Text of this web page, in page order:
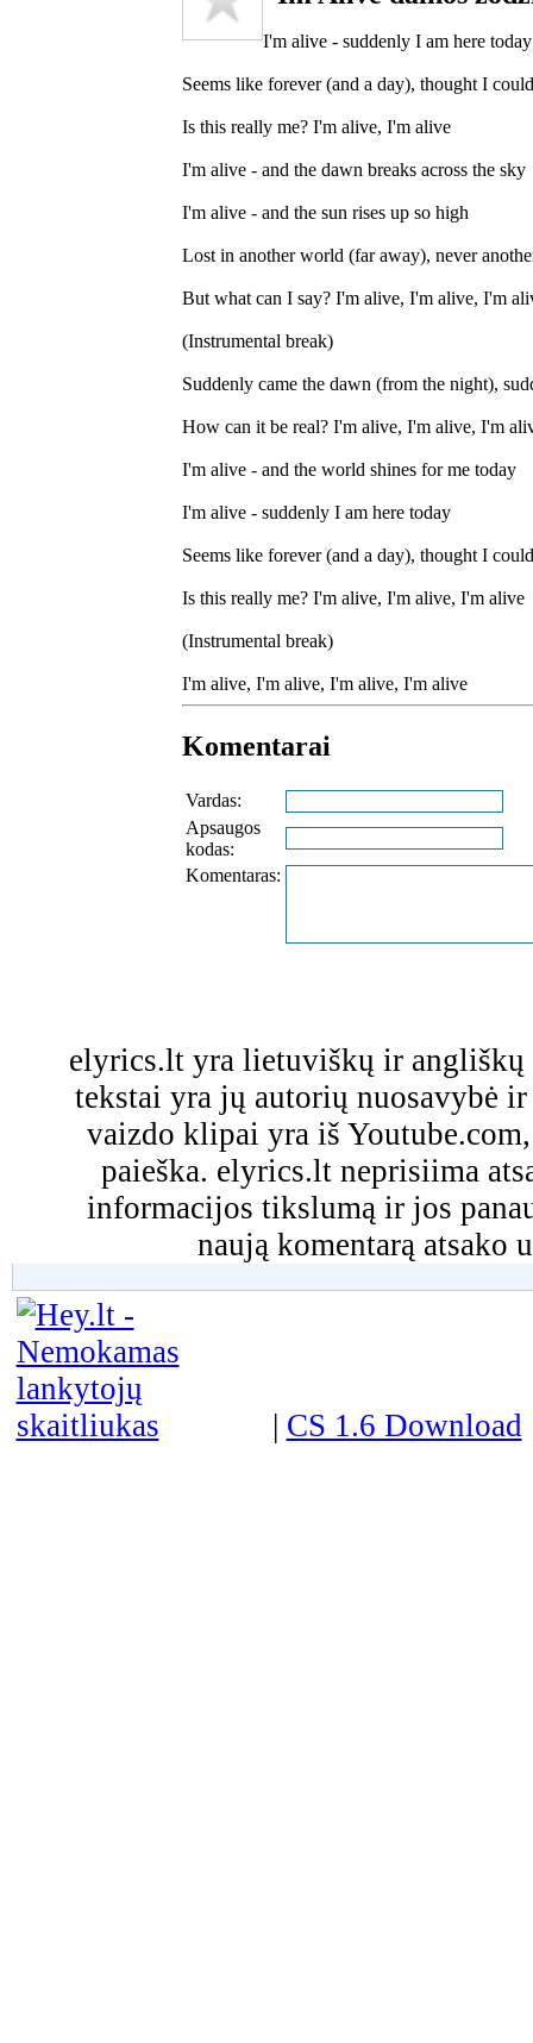
I'm alive - suddenly I am here today
Seems like forever (and a day), thought I
Is this really me? I'm alive, I'm alive
I'm alive - and the dawn breaks across the sky
I'm alive - and the sun rises up so high
Lost in another world (far away), never
But what can I say? I'm alive, I'm alive, I'm
(Instrumental break)
Suddenly came the dawn (from the night),
How can it be real? I'm alive, I'm alive, I'm
I'm alive - and the world shines for me today
I'm alive - suddenly I am here today
Seems like forever (and a day), thought I
Is this really me? I'm alive, I'm alive, I'm alive
(Instrumental break)
I'm alive, I'm alive, I'm alive, I'm alive
Komentarai
Vardas:
Apsaugos
kodas:
Komentaras:
elyrics.lt yra lietuviškų ir angliškų
tekstai yra jų autorių nuosavybė
vaizdo klipai yra iš
paieška. elyrics.lt neprisiima
informacijos tikslumą ir jos
naują komentarą atsako
| CS 1.6 Download